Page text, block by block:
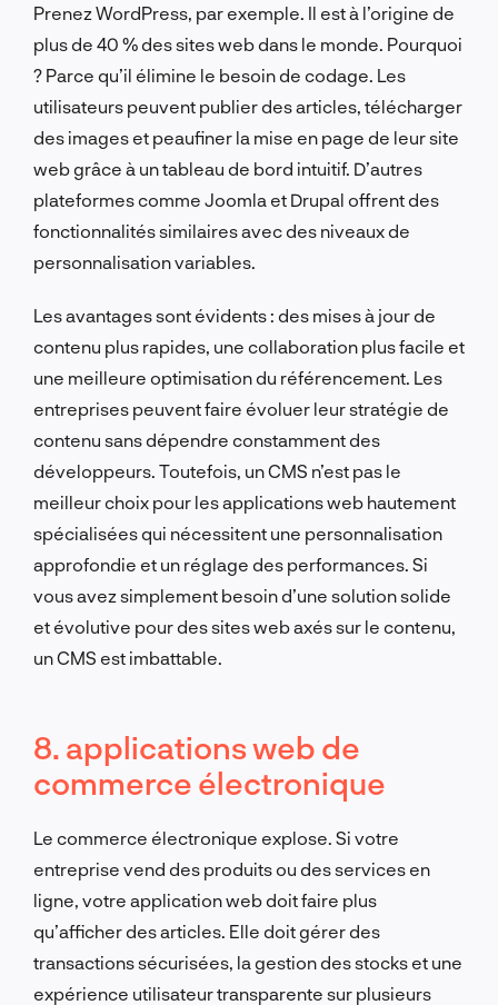
Prenez WordPress, par exemple. Il est à l’origine de
plus de 40 % des sites web dans le monde. Pourquoi
? Parce qu’il élimine le besoin de codage. Les
utilisateurs peuvent publier des articles, télécharger
des images et peaufiner la mise en page de leur site
web grâce à un tableau de bord intuitif. D’autres
plateformes comme Joomla et Drupal offrent des
fonctionnalités similaires avec des niveaux de
personnalisation variables.
Les avantages sont évidents : des mises à jour de
contenu plus rapides, une collaboration plus facile et
une meilleure optimisation du référencement. Les
entreprises peuvent faire évoluer leur stratégie de
contenu sans dépendre constamment des
développeurs. Toutefois, un CMS n’est pas le
meilleur choix pour les applications web hautement
spécialisées qui nécessitent une personnalisation
approfondie et un réglage des performances. Si
vous avez simplement besoin d’une solution solide
et évolutive pour des sites web axés sur le contenu,
un CMS est imbattable.
8. applications web de
commerce électronique
Le commerce électronique explose. Si votre
entreprise vend des produits ou des services en
ligne, votre application web doit faire plus
qu’afficher des articles. Elle doit gérer des
transactions sécurisées, la gestion des stocks et une
expérience utilisateur transparente sur plusieurs